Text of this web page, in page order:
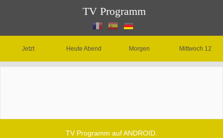
TV Programm
Jetzt Heute Abend Morgen Mittwoch 12
TV Programm auf ANDROID.